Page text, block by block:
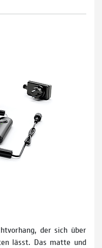
der sich über
lässt. Das matte und